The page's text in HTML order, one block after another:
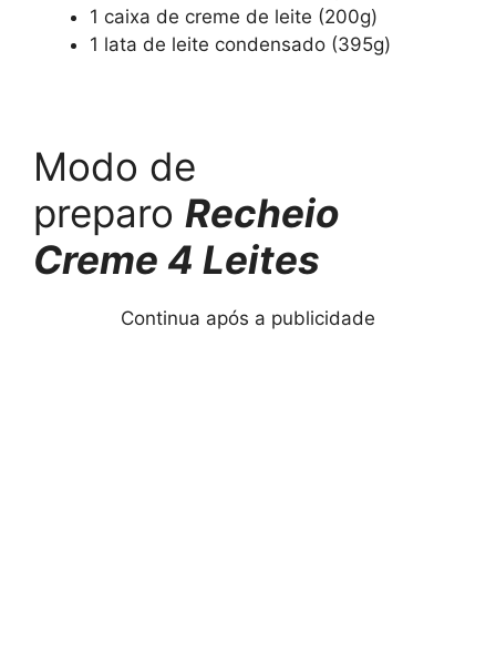
1 caixa de creme de leite (200g)
1 lata de leite condensado (395g)
Modo de
preparo Recheio
Creme 4 Leites
Continua após a publicidade